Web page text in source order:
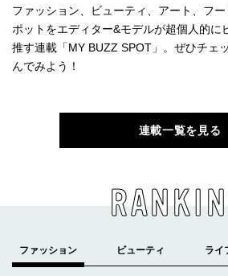
ファッション、ビューティ、アート、フ
ポットをエディター&モデルが超個人的に
推す連載「MY BUZZ SPOT」。ぜひチェ
んでみよう！
連載一覧を見る